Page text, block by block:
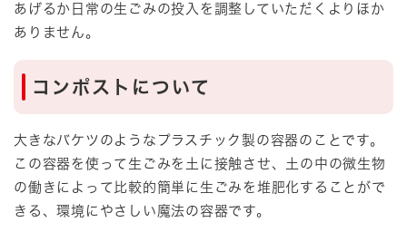
あげるか日常の生ごみの投入を調整していただくよりほか
ありません。
コンポストについて
大きなバケツのようなプラスチック製の容器のことです。
この容器を使って生ごみを土に接触させ、土の中の微生物
の働きによって比較的簡単に生ごみを堆肥化することがで
きる、環境にやさしい魔法の容器です。